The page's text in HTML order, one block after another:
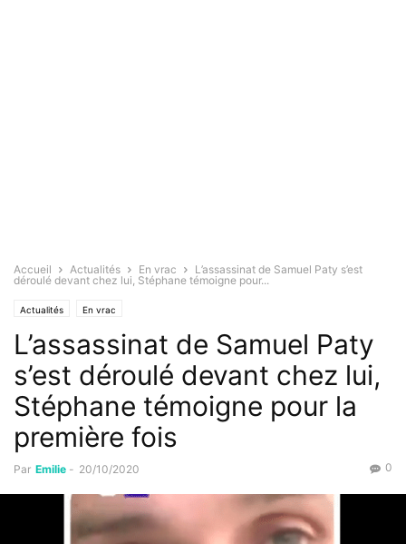
Accueil Actualités En vrac
L’assassinat de Samuel Paty s’est
déroulé devant chez lui, Stéphane témoigne pour...
Actualités En vrac
L’assassinat de Samuel Paty
s’est déroulé devant chez lui,
Stéphane témoigne pour la
première fois
Par Emilie - 20/10/2020 0